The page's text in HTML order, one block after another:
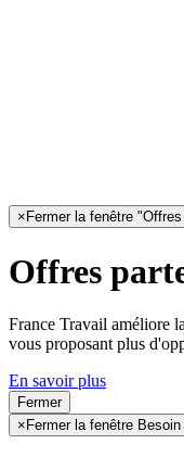
× Fermer la fenêtre
Offres
France Travail améliore
vous proposant plus
En savoir plus
Fermer
× Fermer la fenêtre